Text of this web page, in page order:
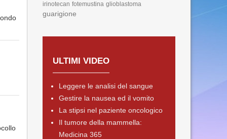
irinotecan fotemustina glioblastoma
guarigione
ULTIMI VIDEO
Leggere le analisi del sangue
Gestire la nausea ed il vomito
La stipsi nel paziente oncologico
Il tumore della mammella:
Medicina 365